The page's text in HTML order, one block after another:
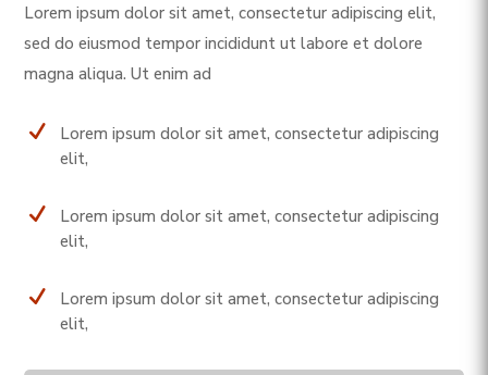
Lorem ipsum dolor sit amet, consectetur adipiscing elit,
sed do eiusmod tempor incididunt ut labore et dolore
magna aliqua. Ut enim ad
N
Lorem ipsum dolor sit amet, consectetur adipiscing
elit,
N
Lorem ipsum dolor sit amet, consectetur adipiscing
elit,
N
Lorem ipsum dolor sit amet, consectetur adipiscing
elit,